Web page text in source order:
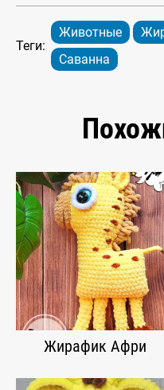
Теги:
Животные
Саванна
Жирафик Афри